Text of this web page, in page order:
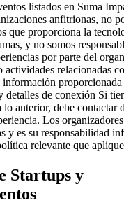
listados en Suma
anfitrionas, no
que proporciona la
y no somos
por parte del
relacionadas
detalles de conexión Si
lo anterior, debe contactar
Los
y es su responsabilidad
relevante que
Startups y